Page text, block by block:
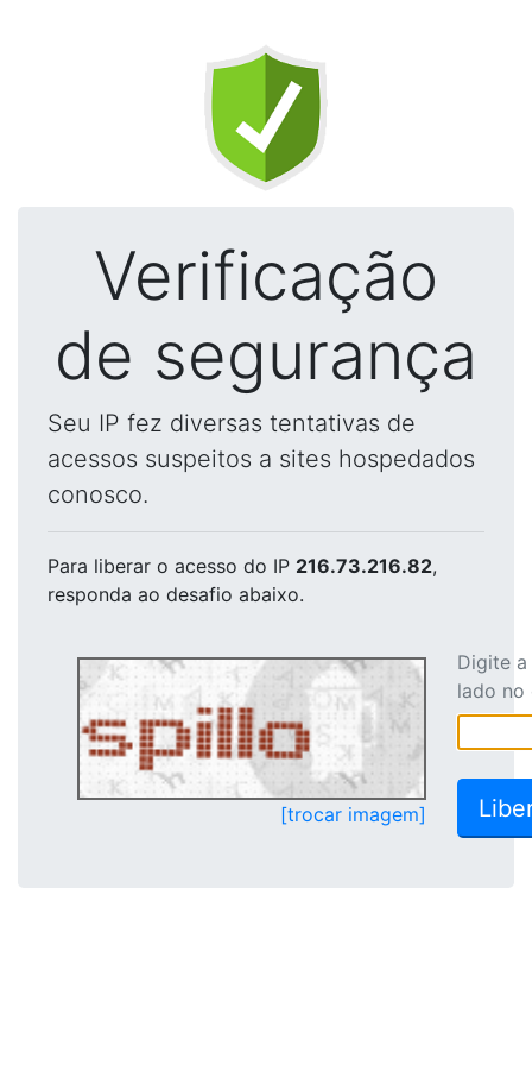
Verificação
de segurança
Seu IP fez diversas tentativas de
acessos suspeitos a sites hospedados
conosco.
Para liberar o acesso do IP 216.73.216.82,
responda ao desafio abaixo.
[trocar imagem]
Digite
lado no